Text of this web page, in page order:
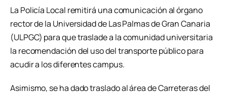
La Policía Local remitirá una comunicación al órgano
rector de la Universidad de Las Palmas de Gran Canaria
(ULPGC) para que traslade a la comunidad universitaria
la recomendación del uso del transporte público para
acudir a los diferentes campus.
Asimismo, se ha dado traslado al área de Carreteras del